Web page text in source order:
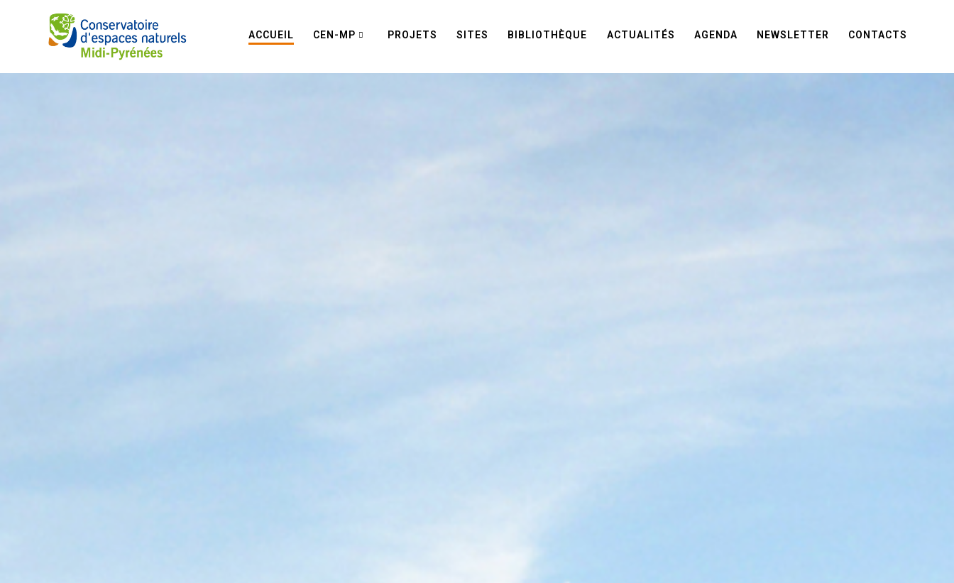
ACCUEIL CEN-MP PROJETS SITES BIBLIOTHÈQUE ACTUALITÉS AGENDA NEWSLETTER CONTACTS